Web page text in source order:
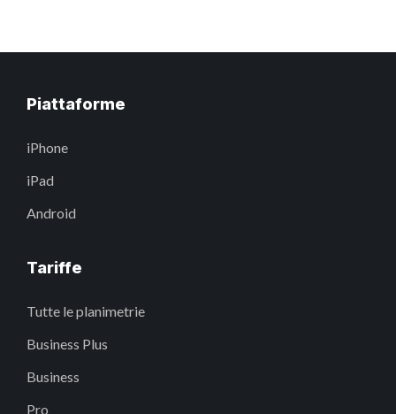
Piattaforme
iPhone
iPad
Android
Tariffe
Tutte le planimetrie
Business Plus
Business
Pro